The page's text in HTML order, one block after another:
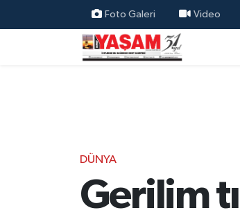
Foto Galeri Video
DÜNYA
Gerilim